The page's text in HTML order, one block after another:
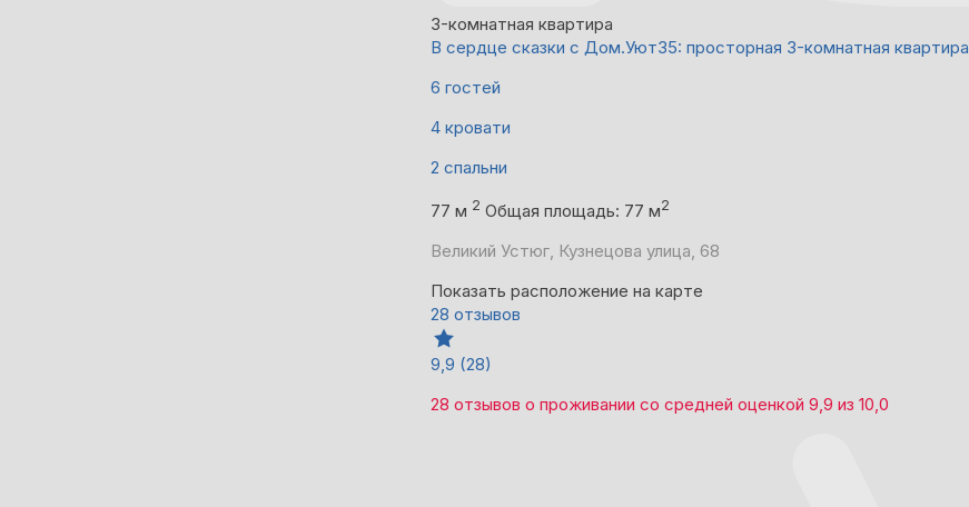
3-комнатная квартира
В сердце сказки с Дом.Уют35: просторная 3-комнатная квартира
6 гостей
4 кровати
2 спальни
77 м 2 Общая площадь: 77 м2
Великий Устюг, Кузнецова улица, 68
Показать расположение на карте
28 отзывов
9,9 (28)
28 отзывов о проживании со средней оценкой 9,9 из 10,0